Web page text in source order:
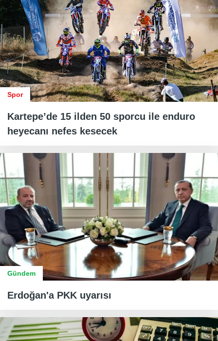
Spor
Kartepe’de 15 ilden 50 sporcu ile enduro
heyecanı nefes kesecek
Gündem
Erdoğan'a PKK uyarısı